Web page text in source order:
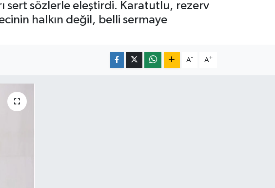
sert sözlerle eleştirdi. Karatutlu, rezerv
halkın değil, belli sermaye
A- A+